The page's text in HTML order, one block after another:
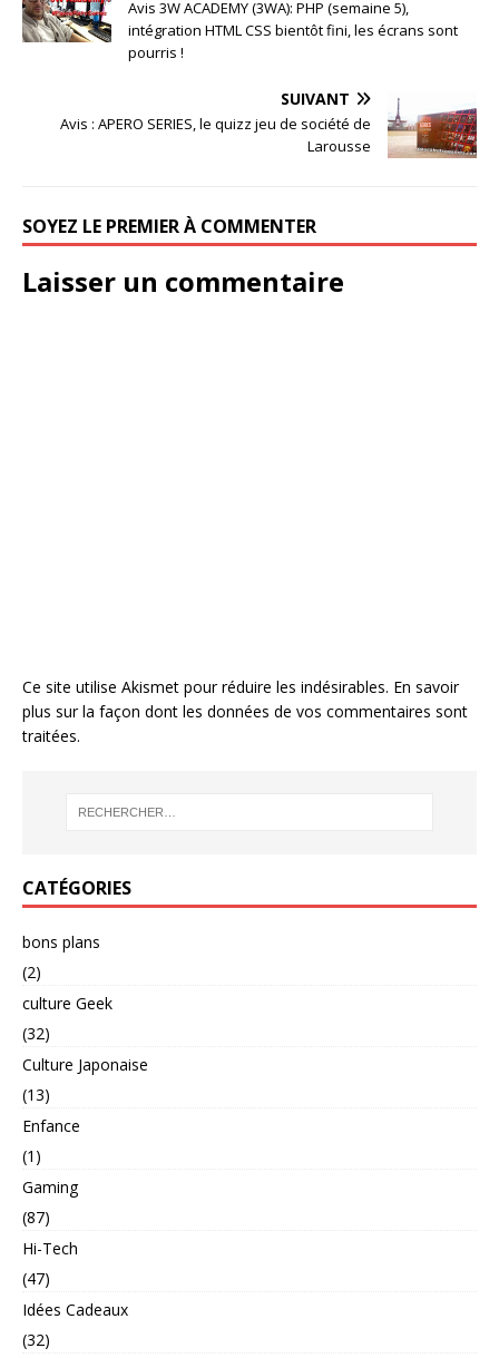
Avis 3W ACADEMY (3WA): PHP (semaine 5),
intégration HTML CSS bientôt fini, les écrans sont
pourris !
SUIVANT
Avis : APERO SERIES, le quizz jeu de société de
Larousse
SOYEZ LE PREMIER À COMMENTER
Laisser un commentaire
Ce site utilise Akismet pour réduire les indésirables. En savoir
plus sur la façon dont les données de vos commentaires sont
traitées.
CATÉGORIES
bons plans
(2)
culture Geek
(32)
Culture Japonaise
(13)
Enfance
(1)
Gaming
(87)
Hi-Tech
(47)
Idées Cadeaux
(32)